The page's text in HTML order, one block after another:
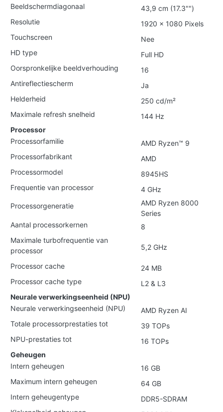
Beeldschermdiagonaal
43,9 cm (17.3"")
Resolutie
1920 x 1080 Pixels
Touchscreen
Nee
HD type
Full HD
Oorspronkelijke beeldverhouding
16
Antireflectiescherm
Ja
Helderheid
250 cd/m²
Maximale refresh snelheid
144 Hz
Processor
Processorfamilie
AMD Ryzen™ 9
Processorfabrikant
AMD
Processormodel
8945HS
Frequentie van processor
4 GHz
Processorgeneratie
AMD Ryzen 8000
Series
Aantal processorkernen
8
Maximale turbofrequentie van
processor
5,2 GHz
Processor cache
24 MB
Processor cache type
L2 & L3
Neurale verwerkingseenheid (NPU)
Neurale verwerkingseenheid (NPU)
AMD Ryzen AI
Totale processorprestaties tot
39 TOPs
NPU-prestaties tot
16 TOPs
Geheugen
Intern geheugen
16 GB
Maximum intern geheugen
64 GB
Intern geheugentype
DDR5-SDRAM